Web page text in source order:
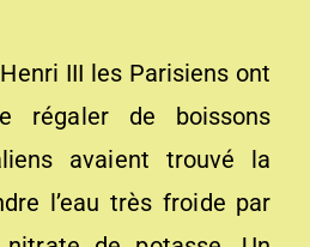
III les Parisiens ont
régaler de boissons
avaient trouvé la
l’eau très froide par